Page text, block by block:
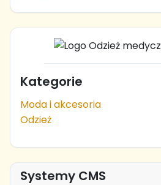
Kategorie
Moda i akcesoria
Odzież
Systemy CMS